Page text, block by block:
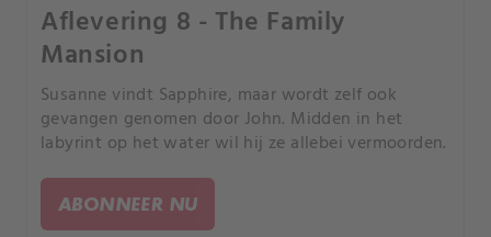
Aflevering 8 - The Family
Mansion
Susanne vindt Sapphire, maar wordt zelf ook
gevangen genomen door John. Midden in het
labyrint op het water wil hij ze allebei vermoorden.
ABONNEER NU